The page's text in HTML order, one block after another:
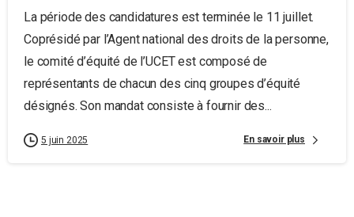
La période des candidatures est terminée le 11 juillet.
Coprésidé par l’Agent national des droits de la personne,
le comité d’équité de l’UCET est composé de
représentants de chacun des cinq groupes d’équité
désignés. Son mandat consiste à fournir des...
5 juin 2025 En savoir plus